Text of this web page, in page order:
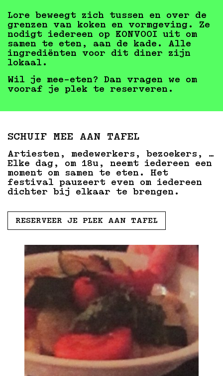
Lore beweegt zich tussen en over de
grenzen van koken en vormgeving. Ze
nodigt iedereen op KONVOOI uit om
samen te eten, aan de kade. Alle
ingrediënten voor dit diner zijn
lokaal.
Wil je mee-eten? Dan vragen we om
vooraf je plek te reserveren.
SCHUIF MEE AAN TAFEL
Artiesten, medewerkers, bezoekers, …
Elke dag, om 18u, neemt iedereen een
moment om samen te eten. Het
festival pauzeert even om iedereen
dichter bij elkaar te brengen.
RESERVEER JE PLEK AAN TAFEL